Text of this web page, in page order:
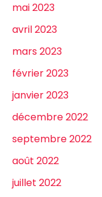
mai 2023
avril 2023
mars 2023
février 2023
janvier 2023
décembre 2022
septembre 2022
août 2022
juillet 2022